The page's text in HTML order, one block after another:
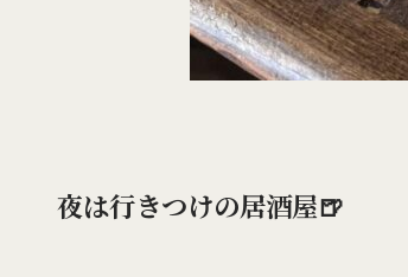
夜は行きつけの居酒屋🍺